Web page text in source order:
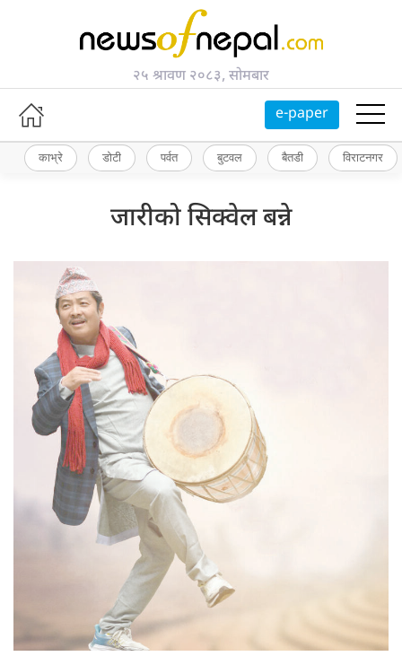
२५ श्रावण २०८३, सोमबार
e-paper
काभ्रे डोटी पर्वत बुटवल बैतडी विराटनगर
जारीको सिक्वेल बन्ने